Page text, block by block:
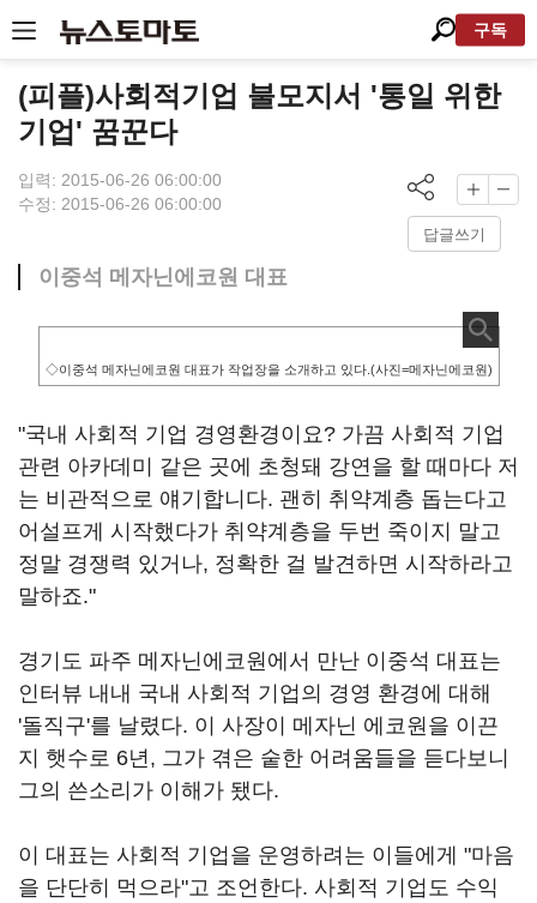
구독
(피플)사회적기업 불모지서 '통일 위한
기업' 꿈꾼다
입력: 2015-06-26 06:00:00
수정: 2015-06-26 06:00:00
답글쓰기
이중석 메자닌에코원 대표
◇이중석 메자닌에코원 대표가 작업장을 소개하고 있다.(사진=메자닌에코원)
"국내 사회적 기업 경영환경이요? 가끔 사회적 기업
관련 아카데미 같은 곳에 초청돼 강연을 할 때마다 저
는 비관적으로 얘기합니다. 괜히 취약계층 돕는다고
어설프게 시작했다가 취약계층을 두번 죽이지 말고
정말 경쟁력 있거나, 정확한 걸 발견하면 시작하라고
말하죠."
경기도 파주 메자닌에코원에서 만난 이중석 대표는
인터뷰 내내 국내 사회적 기업의 경영 환경에 대해
'돌직구'를 날렸다. 이 사장이 메자닌 에코원을 이끈
지 햇수로 6년, 그가 겪은 숱한 어려움들을 듣다보니
그의 쓴소리가 이해가 됐다.
이 대표는 사회적 기업을 운영하려는 이들에게 "마음
을 단단히 먹으라"고 조언한다. 사회적 기업도 수익